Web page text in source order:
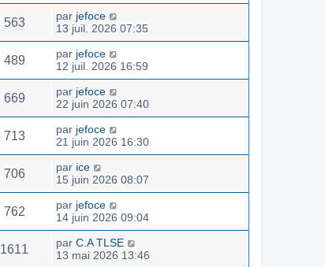
563 par jefoce
13 juil. 2026 07:35
489 par jefoce
12 juil. 2026 16:59
669 par jefoce
22 juin 2026 07:40
713 par jefoce
21 juin 2026 16:30
706 par ice
15 juin 2026 08:07
762 par jefoce
14 juin 2026 09:04
1611 par C.A TLSE
13 mai 2026 13:46